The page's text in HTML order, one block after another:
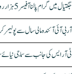
جگتیال میں گرام پالنا آفیسر 5 ہزار روپے رشوت لیتے ہوئے گرفتار
آر بی آئی آئندہ مالی سال سے
ٹی آر ایس کی جانب سے سماجی نیائے